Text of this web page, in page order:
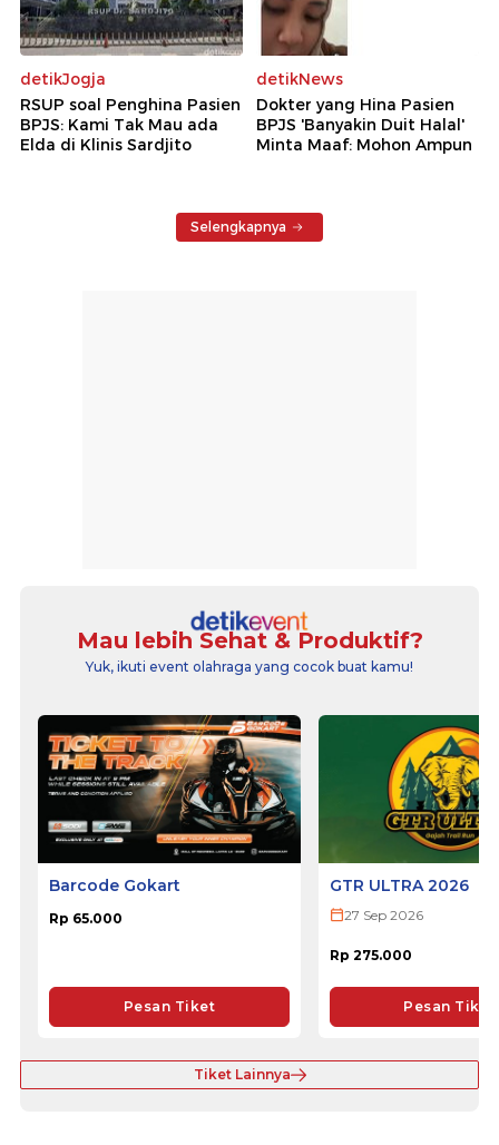
detikJogja
RSUP soal Penghina Pasien
BPJS: Kami Tak Mau ada
Elda di Klinis Sardjito
detikNews
Dokter yang Hina Pasien
BPJS 'Banyakin Duit Halal'
Minta Maaf: Mohon Ampun
Selengkapnya
Mau lebih Sehat & Produktif?
Yuk, ikuti event olahraga yang cocok buat kamu!
Barcode Gokart
Rp 65.000
Pesan Tiket
GTR ULTRA 2026
27 Sep 2026
Rp 275.000
Pesan Tiket
Tiket Lainnya